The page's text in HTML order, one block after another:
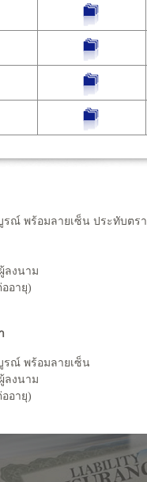
รณ์ พร้อมลายเซ็น ประทับตรา
ลงนาม
อายุ)
รณ์ พร้อมลายเซ็น
ลงนาม
ออายุ)